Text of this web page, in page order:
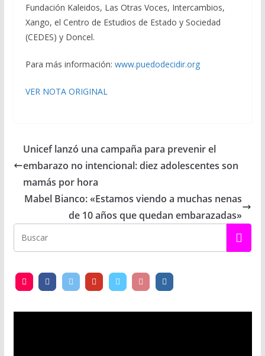
Fundación Kaleidos, Las Otras Voces, Intercambios,
Xango, el Centro de Estudios de Estado y Sociedad
(CEDES) y Doncel.
Para más información: www.puedodecidir.org
VER NOTA ORIGINAL
Unicef lanzó una campaña para prevenir el
embarazo no intencional: diez adolescentes son
mamás por hora
Mabel Bianco: «Estamos viendo a muchas nenas
de 10 años que quedan embarazadas»